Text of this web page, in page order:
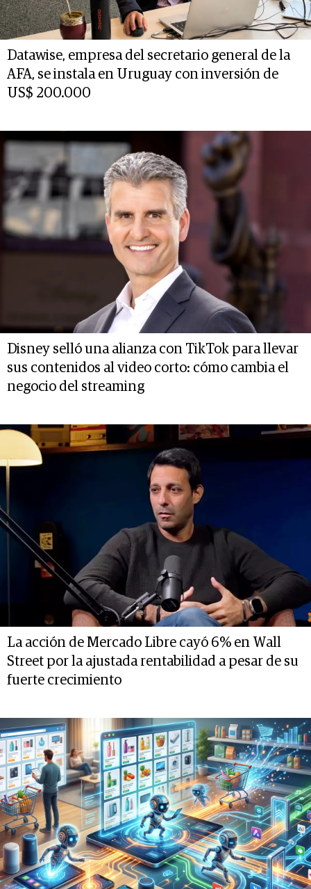
Datawise, empresa del secretario general de la
AFA, se instala en Uruguay con inversión de
US$ 200.000
Disney selló una alianza con TikTok para llevar
sus contenidos al video corto: cómo cambia el
negocio del streaming
La acción de Mercado Libre cayó 6% en Wall
Street por la ajustada rentabilidad a pesar de su
fuerte crecimiento